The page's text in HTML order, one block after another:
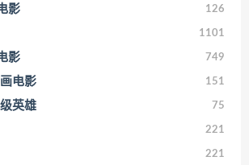
影 126
1101
影 749
电影 151
英雄 75
221
221